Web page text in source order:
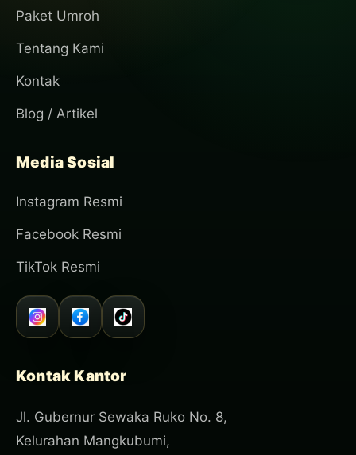
Paket Umroh
Tentang Kami
Kontak
Blog / Artikel
Media Sosial
Instagram Resmi
Facebook Resmi
TikTok Resmi
Kontak Kantor
Jl. Gubernur Sewaka Ruko No. 8,
Kelurahan Mangkubumi,